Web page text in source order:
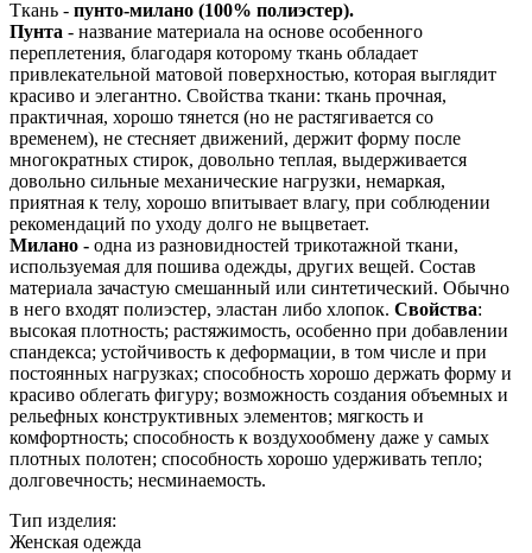
Ткань - пунто-милано (100% полиэстер).
Пунта - название материала на основе особенного
переплетения, благодаря которому ткань обладает
привлекательной матовой поверхностью, которая выглядит
красиво и элегантно. Свойства ткани: ткань прочная,
практичная, хорошо тянется (но не растягивается со
временем), не стесняет движений, держит форму после
многократных стирок, довольно теплая, выдерживается
довольно сильные механические нагрузки, немаркая,
приятная к телу, хорошо впитывает влагу, при соблюдении
рекомендаций по уходу долго не выцветает.
Милано - одна из разновидностей трикотажной ткани,
используемая для пошива одежды, других вещей. Состав
материала зачастую смешанный или синтетический. Обычно
в него входят полиэстер, эластан либо хлопок. Свойства:
высокая плотность; растяжимость, особенно при добавлении
спандекса; устойчивость к деформации, в том числе и при
постоянных нагрузках; способность хорошо держать форму и
красиво облегать фигуру; возможность создания объемных и
рельефных конструктивных элементов; мягкость и
комфортность; способность к воздухообмену даже у самых
плотных полотен; способность хорошо удерживать тепло;
долговечность; несминаемость.
Тип изделия:
Женская одежда